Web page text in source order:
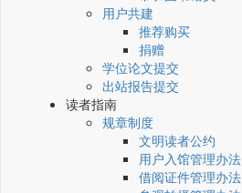
用户共建
推荐购买
捐赠
学位论文提交
出站报告提交
读者指南
规章制度
文明读者公约
用户入馆管理办法
借阅证件管理办法